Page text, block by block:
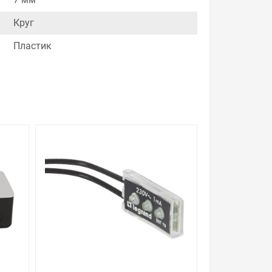
Закажите выгодную доставку в Ваш город или
то, что нужно, что хочется.
Российской Федерации «О защите прав
проблема, очень простые. Мы
у менеджера. Также можно получить
особенностях товара, который вы
Круг
Пластик